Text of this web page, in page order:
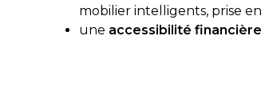
mobilier intelligents, prise
une accessibilité financière